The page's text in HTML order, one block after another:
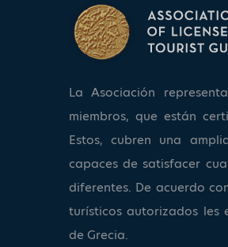
La Asociación
miembros, que están
Estos, cubren una
capaces de satisfacer
diferentes. De acuerdo
turísticos autorizados
de Grecia.